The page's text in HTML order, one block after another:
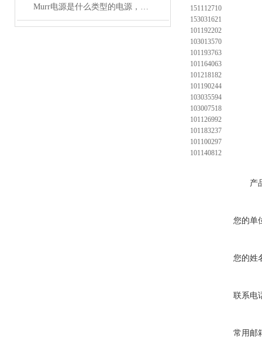
Murr电源是什么类型的电源，主要用于哪些领域？
151112710
153031621
101192202
103013570
101193763
101164063
101218182
101190244
103035594
103007518
101126992
101183237
101100297
101140812
产
您的单
您的姓
联系电
常用邮